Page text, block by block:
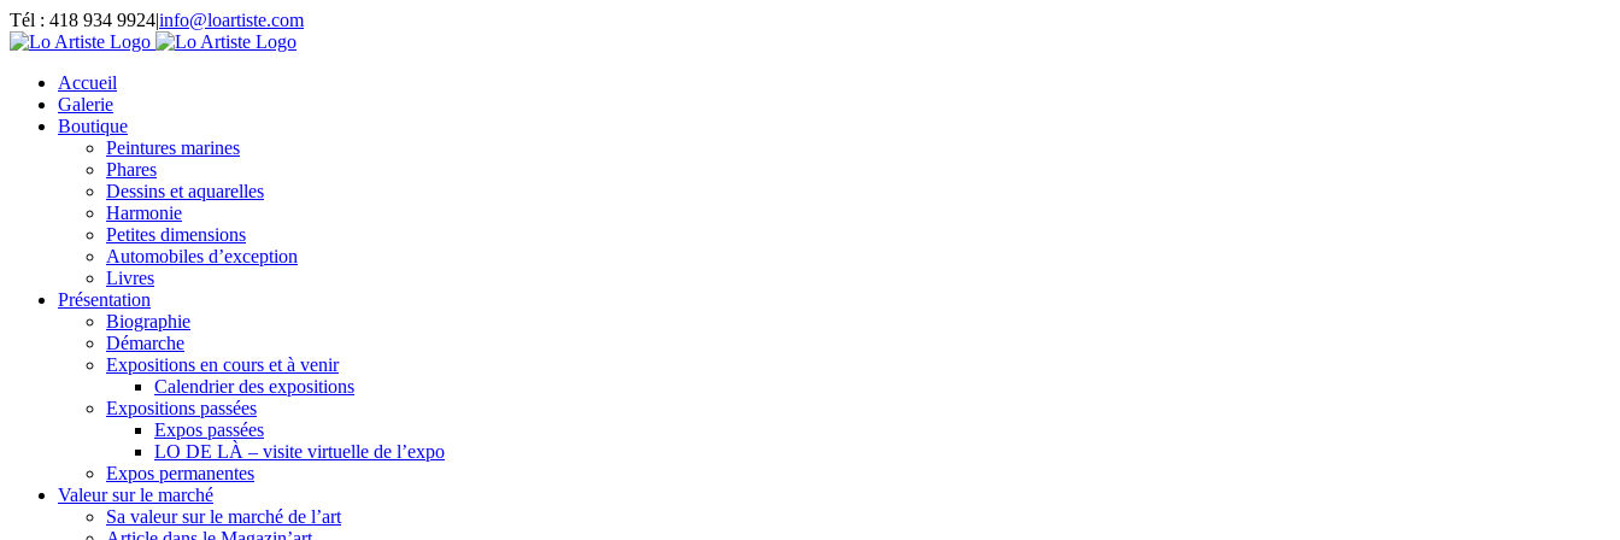
Passer
au
Tél : 418 934 9924|info@loartiste.com
Facebook
Instagram
Email
Pinterest
YouTube
Accueil
Galerie
Boutique
Peintures marines
Phares
Dessins et aquarelles
Harmonie
Petites dimensions
Automobiles d’exception
Livres
Présentation
Biographie
Démarche
Expositions en cours et à venir
Calendrier des expositions
Expositions passées
Expos passées
LO DE LÀ – visite virtuelle de l’expo
Expos permanentes
Valeur sur le marché
Sa valeur sur le marché de l’art